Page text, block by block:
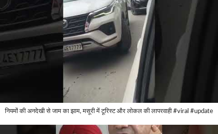
नियमों की अनदेखी से जाम का झाम, मसूरी में टूरिस्ट और लोकल की लापरवाही #viral #update